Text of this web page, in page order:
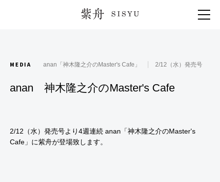
紫舟 SISYU
MEDIA anan「神木隆之介のMaster's Cafe」 2/12（水）発売号
anan 神木隆之介のMaster's Cafe
2/12（水）発売号より4週連続 anan 「神木隆之介のMaster's
Cafe」に紫舟が登場致します。